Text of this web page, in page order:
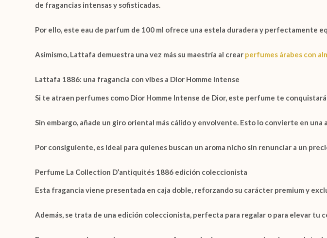
de fragancias intensas y sofisticadas.
Por ello, este eau de parfum de 100 ml ofrece una estela duradera y perfectamente
Asimismo, Lattafa demuestra una vez más su maestría al crear perfumes árabes con
Lattafa 1886: una fragancia con vibes a Dior Homme Intense
Si te atraen perfumes como Dior Homme Intense de Dior, este perfume te conquistará
Sin embargo, añade un giro oriental más cálido y envolvente. Esto lo convierte en
Por consiguiente, es ideal para quienes buscan un aroma nicho sin renunciar a un
Perfume La Collection D’antiquités 1886 edición coleccionista
Esta fragancia viene presentada en caja doble, reforzando su carácter premium y
Además, se trata de una edición coleccionista, perfecta para regalar o para elevar tu